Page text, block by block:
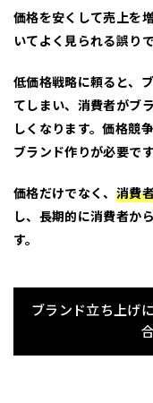
価格を安くして売上を
いてよく見られる誤りで
低価格戦略に頼ると、
てしまい、消費者がブ
しくなります。価格競
ブランド作りが必要です
価格だけでなく、 消費
し、長期的に消費者か
す。
ブランド立ち上げ